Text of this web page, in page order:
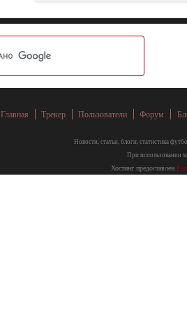
Главная Трекер Пользователи Форум
Новости, статьи, блоги, статистика
При использовании
Хостинг предоставлен